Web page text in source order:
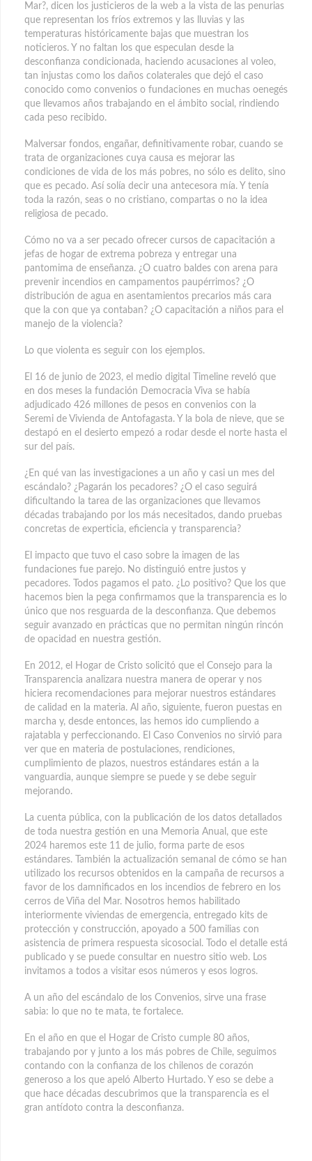
Mar?, dicen los justicieros de la web a la vista de las penurias
que representan los fríos extremos y las lluvias y las
temperaturas históricamente bajas que muestran los
noticieros. Y no faltan los que especulan desde la
desconfianza condicionada, haciendo acusaciones al voleo,
tan injustas como los daños colaterales que dejó el caso
conocido como convenios o fundaciones en muchas oenegés
que llevamos años trabajando en el ámbito social, rindiendo
cada peso recibido.
Malversar fondos, engañar, definitivamente robar, cuando se
trata de organizaciones cuya causa es mejorar las
condiciones de vida de los más pobres, no sólo es delito, sino
que es pecado. Así solía decir una antecesora mía. Y tenía
toda la razón, seas o no cristiano, compartas o no la idea
religiosa de pecado.
Cómo no va a ser pecado ofrecer cursos de capacitación a
jefas de hogar de extrema pobreza y entregar una
pantomima de enseñanza. ¿O cuatro baldes con arena para
prevenir incendios en campamentos paupérrimos? ¿O
distribución de agua en asentamientos precarios más cara
que la con que ya contaban? ¿O capacitación a niños para el
manejo de la violencia?
Lo que violenta es seguir con los ejemplos.
El 16 de junio de 2023, el medio digital Timeline reveló que
en dos meses la fundación Democracia Viva se había
adjudicado 426 millones de pesos en convenios con la
Seremi de Vivienda de Antofagasta. Y la bola de nieve, que se
destapó en el desierto empezó a rodar desde el norte hasta el
sur del país.
¿En qué van las investigaciones a un año y casi un mes del
escándalo? ¿Pagarán los pecadores? ¿O el caso seguirá
dificultando la tarea de las organizaciones que llevamos
décadas trabajando por los más necesitados, dando pruebas
concretas de experticia, eficiencia y transparencia?
El impacto que tuvo el caso sobre la imagen de las
fundaciones fue parejo. No distinguió entre justos y
pecadores. Todos pagamos el pato. ¿Lo positivo? Que los que
hacemos bien la pega confirmamos que la transparencia es lo
único que nos resguarda de la desconfianza. Que debemos
seguir avanzado en prácticas que no permitan ningún rincón
de opacidad en nuestra gestión.
En 2012, el Hogar de Cristo solicitó que el Consejo para la
Transparencia analizara nuestra manera de operar y nos
hiciera recomendaciones para mejorar nuestros estándares
de calidad en la materia. Al año, siguiente, fueron puestas en
marcha y, desde entonces, las hemos ido cumpliendo a
rajatabla y perfeccionando. El Caso Convenios no sirvió para
ver que en materia de postulaciones, rendiciones,
cumplimiento de plazos, nuestros estándares están a la
vanguardia, aunque siempre se puede y se debe seguir
mejorando.
La cuenta pública, con la publicación de los datos detallados
de toda nuestra gestión en una Memoria Anual, que este
2024 haremos este 11 de julio, forma parte de esos
estándares. También la actualización semanal de cómo se han
utilizado los recursos obtenidos en la campaña de recursos a
favor de los damnificados en los incendios de febrero en los
cerros de Viña del Mar. Nosotros hemos habilitado
interiormente viviendas de emergencia, entregado kits de
protección y construcción, apoyado a 500 familias con
asistencia de primera respuesta sicosocial. Todo el detalle está
publicado y se puede consultar en nuestro sitio web. Los
invitamos a todos a visitar esos números y esos logros.
A un año del escándalo de los Convenios, sirve una frase
sabia: lo que no te mata, te fortalece.
En el año en que el Hogar de Cristo cumple 80 años,
trabajando por y junto a los más pobres de Chile, seguimos
contando con la confianza de los chilenos de corazón
generoso a los que apeló Alberto Hurtado. Y eso se debe a
que hace décadas descubrimos que la transparencia es el
gran antídoto contra la desconfianza.